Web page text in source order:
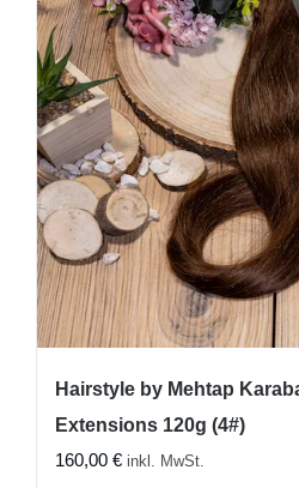
Hairstyle by Mehtap
Extensions 120g (4#)
160,00 € inkl. MwSt.